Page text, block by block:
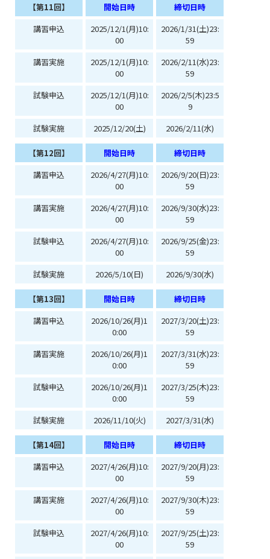
【第11回】 開始日時
締切日時
講習申込
2025/12/1(月)10:
00
2026/1/31(土)23:
59
講習実施
2025/12/1(月)10:
00
2026/2/11(水)23:
59
試験申込
2025/12/1(月)10:
00
2026/2/5(木)23:5
9
試験実施
2025/12/20(土) 2026/2/11(水)
【第12回】 開始日時
締切日時
講習申込
2026/4/27(月)10:
00
2026/9/20(日)23:
59
講習実施
2026/4/27(月)10:
00
2026/9/30(水)23:
59
試験申込
2026/4/27(月)10:
00
2026/9/25(金)23:
59
試験実施
2026/5/10(日) 2026/9/30(水)
【第13回】 開始日時
締切日時
講習申込
2026/10/26(月)1
0:00
2027/3/20(土)23:
59
講習実施
2026/10/26(月)1
0:00
2027/3/31(水)23:
59
試験申込
2026/10/26(月)1
0:00
2027/3/25(木)23:
59
試験実施
2026/11/10(火) 2027/3/31(水)
【第14回】 開始日時
締切日時
講習申込
2027/4/26(月)10:
00
2027/9/20(月)23:
59
講習実施
2027/4/26(月)10:
00
2027/9/30(木)23:
59
試験申込
2027/4/26(月)10:
00
2027/9/25(土)23:
59